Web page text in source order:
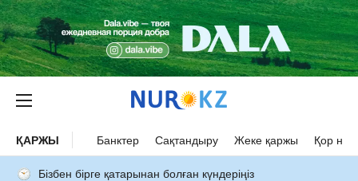
ҚАРЖЫ Банктер Сақтандыру Жеке қаржы Қор
Бізбен бірге қатарынан болған күндеріңіз